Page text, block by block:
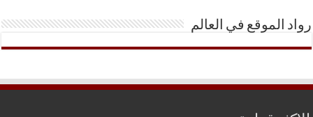
رواد الموقع في العالم